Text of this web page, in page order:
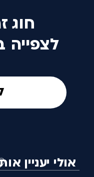
חוג
לצפייה
אולי יעניין